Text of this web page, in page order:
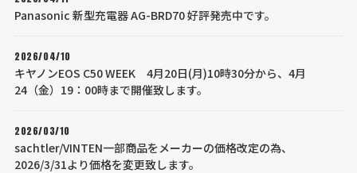
Panasonic 新型充電器 AG-BRD70 好評発売中です。
2026/04/10
キヤノンEOS C50 WEEK 4月20日(月)10時30分から、4月
24（金）19：00時まで開催致します。
2026/03/10
sachtler/VINTEN一部商品をメーカーの価格改定の為、
2026/3/31より価格を変更致します。